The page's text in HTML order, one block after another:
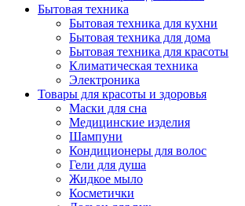
Бытовая техника
Бытовая техника для кухни
Бытовая техника для дома
Бытовая техника для красоты
Климатическая техника
Электроника
Товары для красоты и здоровья
Маски для сна
Медицинские изделия
Шампуни
Кондиционеры для волос
Гели для душа
Жидкое мыло
Косметички